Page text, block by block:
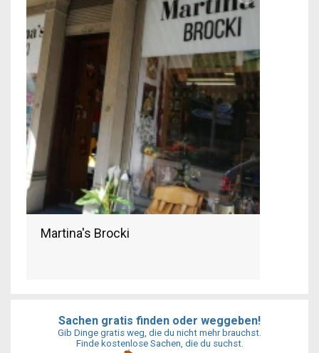
Martina's Brocki
Sachen gratis finden oder weggeben!
Gib Dinge gratis weg, die du nicht mehr brauchst.
Finde kostenlose Sachen, die du suchst.